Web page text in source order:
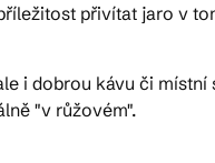
přivítat jaro v
i dobrou kávu či místní
"v růžovém".